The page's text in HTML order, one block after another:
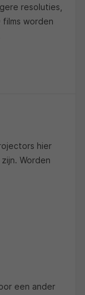
resoluties,
films worden
hier
Worden
een ander